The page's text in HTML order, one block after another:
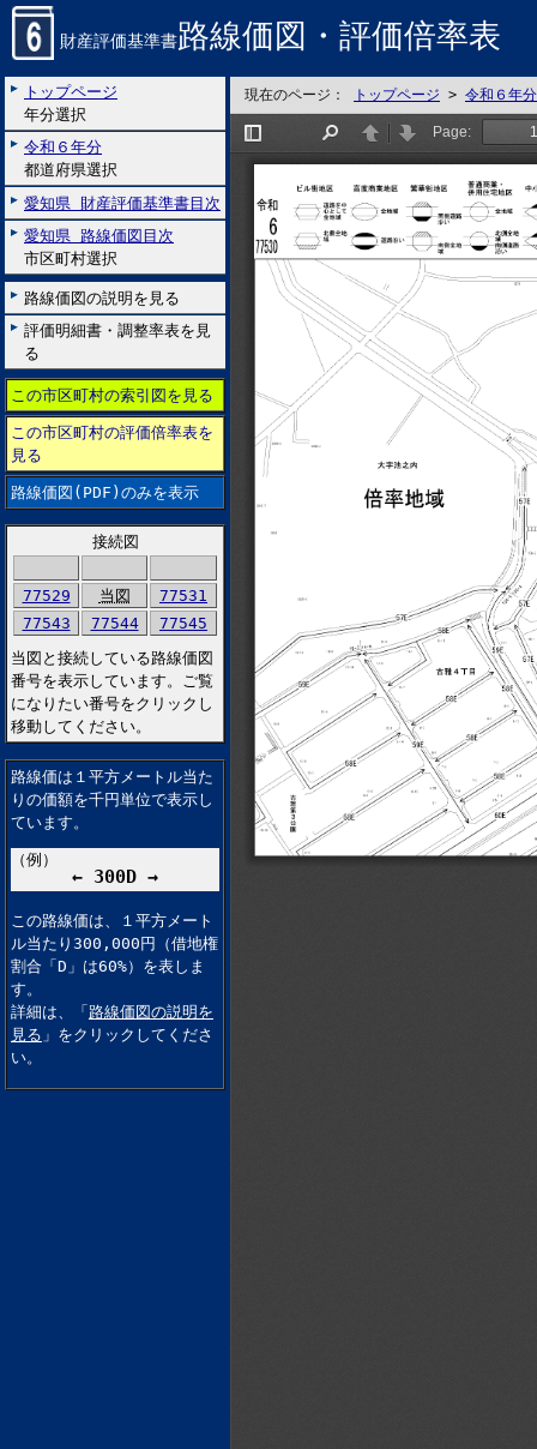
財産評価基準書路線価図・評価倍率表
トップページ
年分選択
令和６年分
都道府県選択
愛知県 財産評価基準書目次
愛知県 路線価図目次
市区町村選択
路線価図の説明を見る
評価明細書・調整率表を見
る
この市区町村の索引図を見る
この市区町村の評価倍率表を
見る
路線価図(PDF)のみを表示
接続図
77529 当図
77531
77543
77544
77545
当図と接続している路線価図
番号を表示しています。ご覧
になりたい番号をクリックし
移動してください。
路線価は１平方メートル当た
りの価額を千円単位で表示し
ています。
（例）
← 300D →
この路線価は、１平方メート
ル当たり300,000円（借地権
割合「D」は60%）を表しま
す。
詳細は、「 路線価図の説明を
見る 」をクリックしてくださ
い。
現在のページ： トップページ > 令和６年分